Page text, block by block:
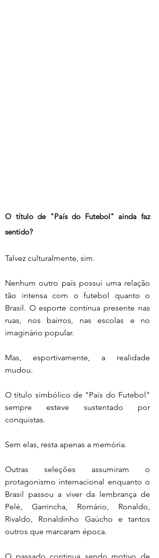
O título de "País do Futebol" ainda faz
sentido?
Talvez culturalmente, sim.
Nenhum outro país possui uma relação
tão intensa com o futebol quanto o
Brasil. O esporte continua presente nas
ruas, nos bairros, nas escolas e no
imaginário popular.
Mas, esportivamente, a realidade
mudou.
O título simbólico de "País do Futebol"
sempre esteve sustentado por
conquistas.
Sem elas, resta apenas a memória.
Outras seleções assumiram o
protagonismo internacional enquanto o
Brasil passou a viver da lembrança de
Pelé, Garrincha, Romário, Ronaldo,
Rivaldo, Ronaldinho Gaúcho e tantos
outros que marcaram época.